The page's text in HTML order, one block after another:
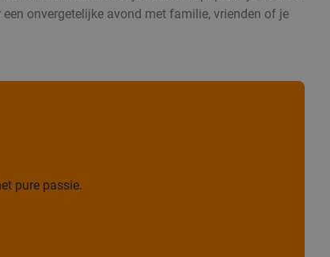
onvergetelijke avond met familie, vrienden of je
pure passie.